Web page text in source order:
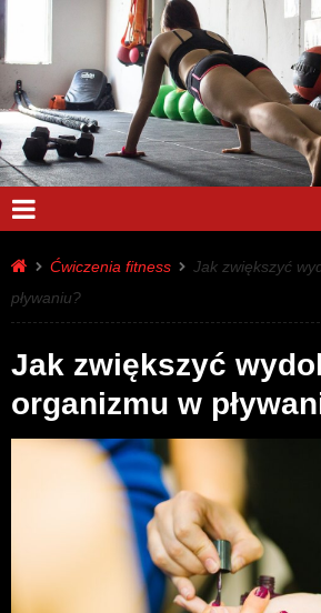
Ćwiczenia fitness
Jak zwiększyć
pływaniu?
Jak zwiększyć
organizmu w